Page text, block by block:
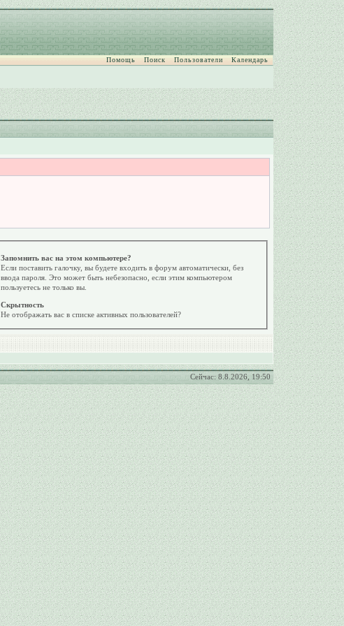
Помощь Поиск Пользователи Календарь
Запомнить вас на этом компьютере?
Если поставить галочку, вы будете входить в форум автоматически, без
ввода пароля. Это может быть небезопасно, если этим компьютером
пользуетесь не только вы.
Скрытность
Не отображать вас в списке активных пользователей?
Сейчас: 8.8.2026, 19:50